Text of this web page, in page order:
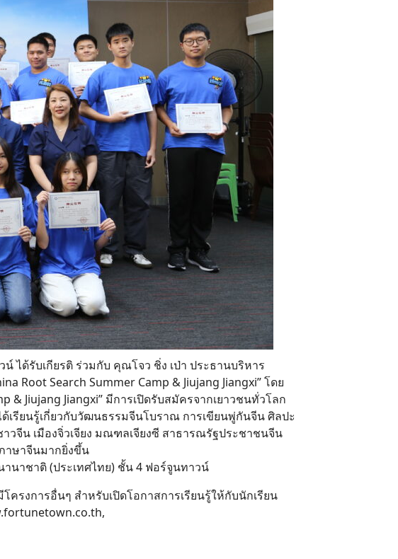
ได้รับเกียรติ ร่วมกับ คุณโจว ชิ่ง เป่า ประธานบริหาร
Root Search Summer Camp & Jiujang Jiangxi” โดย
& Jiujang Jiangxi” มีการเปิดรับสมัครจากเยาวชนทั่วโลก
เรียนรู้เกี่ยวกับวัฒนธรรมจีนโบราณ การเขียนพู่กันจีน ศิลปะ
จีน เมืองจิ่วเจียง มณฑลเจียงซี สาธารณรัฐประชาชนจีน
าษาจีนมากยิ่งขึ้น
นาชาติ (ประเทศไทย) ชั้น 4 ฟอร์จูนทาวน์
รงการอื่นๆ สำหรับเปิดโอกาสการเรียนรู้ให้กับนักเรียน